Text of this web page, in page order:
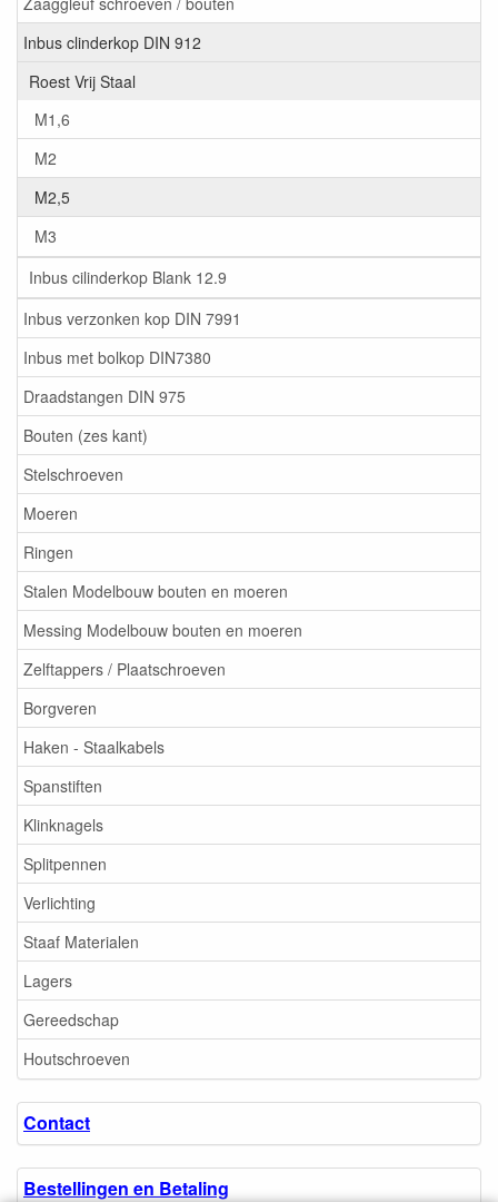
Inbus clinderkop DIN 912
Roest Vrij Staal
M1,6
M2
M2,5
M3
Inbus cilinderkop Blank 12.9
Inbus verzonken kop DIN 7991
Inbus met bolkop DIN7380
Draadstangen DIN 975
Bouten (zes kant)
Stelschroeven
Moeren
Ringen
Stalen Modelbouw bouten en moeren
Messing Modelbouw bouten en moeren
Zelftappers / Plaatschroeven
Borgveren
Haken - Staalkabels
Spanstiften
Klinknagels
Splitpennen
Verlichting
Staaf Materialen
Lagers
Gereedschap
Houtschroeven
Contact
Bestellingen en Betaling